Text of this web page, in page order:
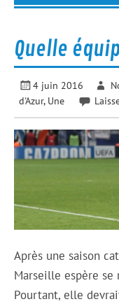
Quelle
4 juin 2016
d'Azur, Une
Après une saison
Marseille espère se
Pourtant, elle